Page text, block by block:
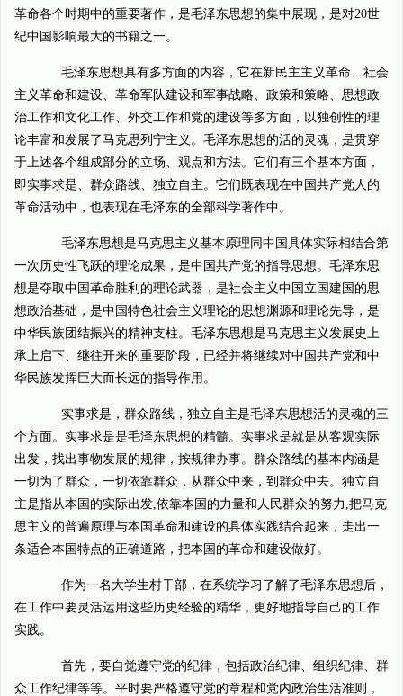
革命各个时期中的重要著作，是毛泽东思想的集中展现，是对20世
纪中国影响最大的书籍之一。
毛泽东思想具有多方面的内容，它在新民主主义革命、社会
主义革命和建设、革命军队建设和军事战略、政策和策略、思想政
治工作和文化工作、外交工作和党的建设等多方面，以独创性的理
论丰富和发展了马克思列宁主义。毛泽东思想的活的灵魂，是贯穿
于上述各个组成部分的立场、观点和方法。它们有三个基本方面，
即实事求是、群众路线、独立自主。它们既表现在中国共产党人的
革命活动中，也表现在毛泽东的全部科学著作中。
毛泽东思想是马克思主义基本原理同中国具体实际相结合第
一次历史性飞跃的理论成果，是中国共产党的指导思想。毛泽东思
想是夺取中国革命胜利的理论武器，是社会主义中国立国建国的思
想政治基础，是中国特色社会主义理论的思想渊源和理论先导，是
中华民族团结振兴的精神支柱。毛泽东思想是马克思主义发展史上
承上启下、继往开来的重要阶段，已经并将继续对中国共产党和中
华民族发挥巨大而长远的指导作用。
实事求是，群众路线，独立自主是毛泽东思想活的灵魂的三
个方面。实事求是是毛泽东思想的精髓。实事求是就是从客观实际
出发，找出事物发展的规律，按规律办事。群众路线的基本内涵是
一切为了群众，一切依靠群众，从群众中来，到群众中去。独立自
主是指从本国的实际出发,依靠本国的力量和人民群众的努力,把马克
思主义的普遍原理与本国革命和建设的具体实践结合起来，走出一
条适合本国特点的正确道路，把本国的革命和建设做好。
作为一名大学生村干部，在系统学习了解了毛泽东思想后，
在工作中要灵活运用这些历史经验的精华，更好地指导自己的工作
实践。
首先，要自觉遵守党的纪律，包括政治纪律、组织纪律、群
众工作纪律等等。平时要严格遵守党的章程和党内政治生活准则，